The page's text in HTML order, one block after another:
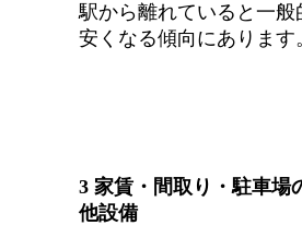
駅から離れていると一般
安くなる傾向にあります
3 家賃・間取り・駐車場
他設備